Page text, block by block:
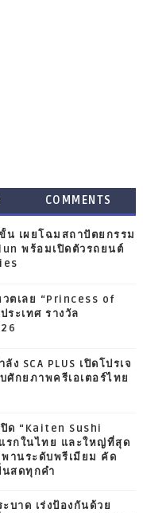
COMMENTS
น เผยโฉมสถาปัตยกรรม
พร้อมเปิดตัวรถยนต์
ตเลย “Princess of
ระเทศ รางวัล
ลัง SCA PLUS เปิดโปรเจ
ศักยภาพครีเอเตอร์ไทย
ปิด “Kaiten Sushi
รกในไทย และใหญ่ที่สุด
านระดับพรีเมียม คัด
สดทุกคำ
บาด เร่งป้องกันด้วย